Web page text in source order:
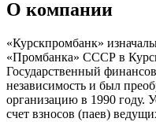
О компании
«Курскпромбанк»
«Промбанка» СССР в
Государственный
независимость и был
организацию в 1990 году.
счет взносов (паев)